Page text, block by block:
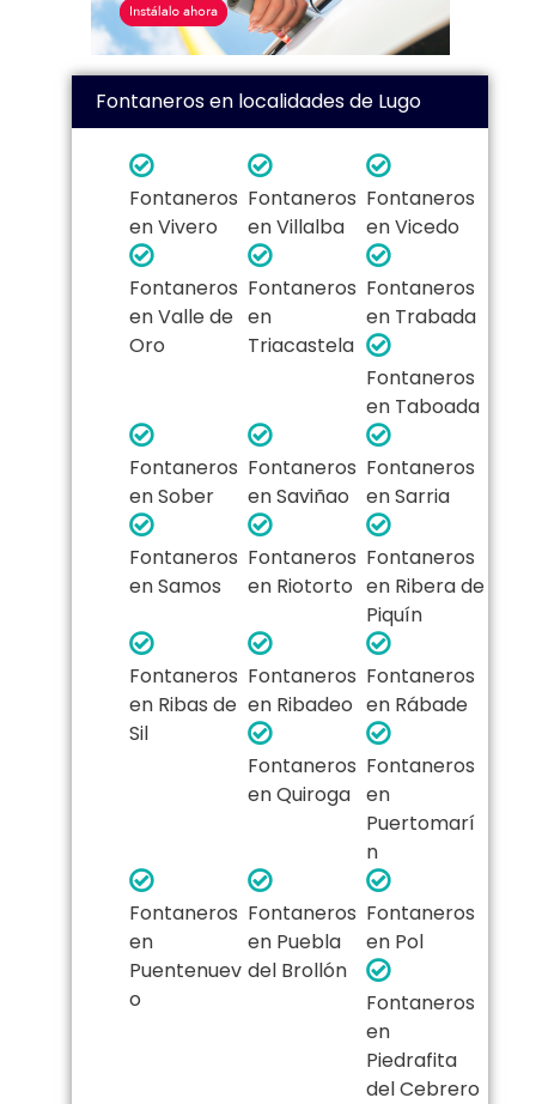
Fontaneros en localidades de Lugo
Fontaneros
en Vivero
Fontaneros
en Villalba
Fontaneros
en Vicedo
Fontaneros
en Valle de
Oro
Fontaneros
en
Triacastela
Fontaneros
en Trabada
Fontaneros
en Taboada
Fontaneros
en Sober
Fontaneros
en Saviñao
Fontaneros
en Sarria
Fontaneros
en Samos
Fontaneros
en Riotorto
Fontaneros
en Ribera de
Piquín
Fontaneros
en Ribas de
Sil
Fontaneros
en Ribadeo
Fontaneros
en Rábade
Fontaneros
en Quiroga
Fontaneros
en
Puertomarí
n
Fontaneros
en
Puentenuev
o
Fontaneros
en Puebla
del Brollón
Fontaneros
en Pol
Fontaneros
en
Piedrafita
del Cebrero